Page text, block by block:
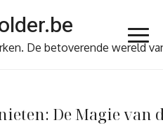
De betoverende wereld
De Magie van